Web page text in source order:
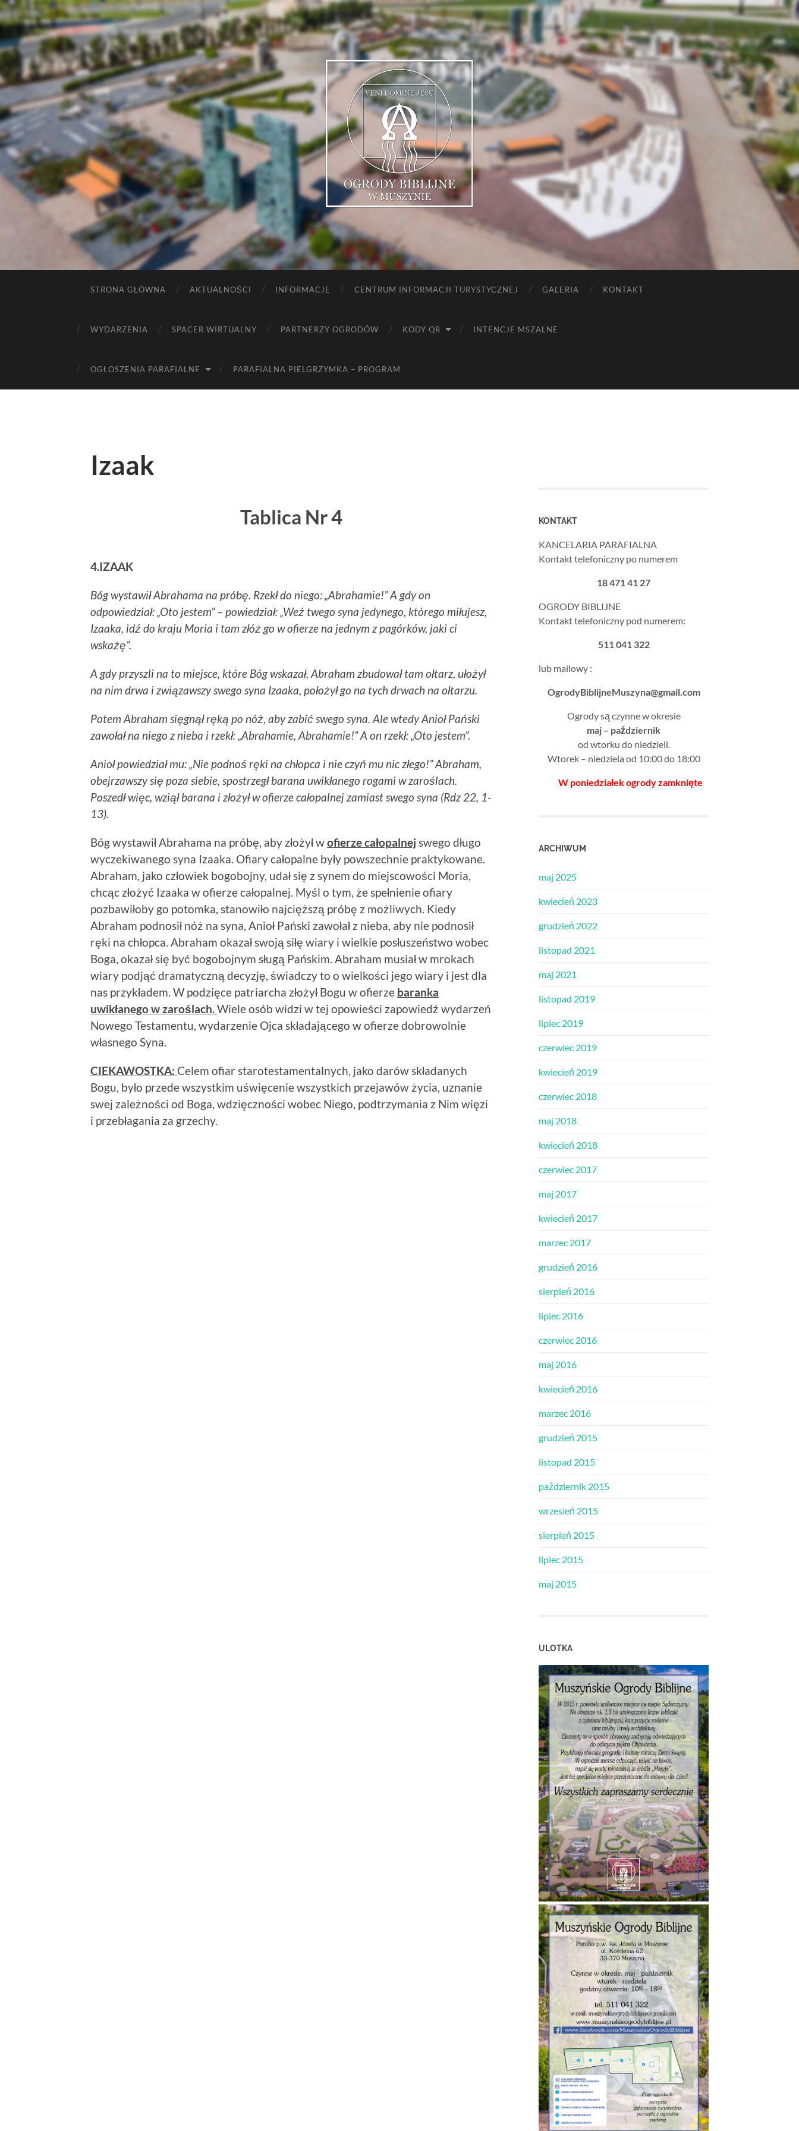
Muszyńskie
STRONA GŁÓWNA AKTUALNOŚCI INFORMACJE CENTRUM INFORMACJI TURYSTYCZNEJ GALERIA KONTAKT
WYDARZENIA SPACER WIRTUALNY PARTNERZY OGRODÓW KODY QR INTENCJE MSZALNE
OGŁOSZENIA PARAFIALNE PARAFIALNA PIELGRZYMKA – PROGRAM
Izaak
Tablica Nr 4
4.IZAAK
Bóg wystawił Abrahama na próbę. Rzekł do niego: „Abrahamie!” A gdy on
odpowiedział: „Oto jestem” – powiedział: „Weź twego syna jedynego, którego miłujesz,
Izaaka, idź do kraju Moria i tam złóż go w ofierze na jednym z pagórków, jaki ci
wskażę”.
A gdy przyszli na to miejsce, które Bóg wskazał, Abraham zbudował tam ołtarz, ułożył
na nim drwa i związawszy swego syna Izaaka, położył go na tych drwach na ołtarzu.
Potem Abraham sięgnął ręką po nóż, aby zabić swego syna. Ale wtedy Anioł Pański
zawołał na niego z nieba i rzekł: „Abrahamie, Abrahamie!” A on rzekł: „Oto jestem”.
Anioł powiedział mu: „Nie podnoś ręki na chłopca i nie czyń mu nic złego!” Abraham,
obejrzawszy się poza siebie, spostrzegł barana uwikłanego rogami w zaroślach.
Poszedł więc, wziął barana i złożył w ofierze całopalnej zamiast swego syna (Rdz 22, 1-
13).
Bóg wystawił Abrahama na próbę, aby złożył wofierze całopalnej swego długo
wyczekiwanego syna Izaaka. Ofiary całopalne były powszechnie praktykowane.
Abraham, jako człowiek bogobojny, udał się z synem do miejscowości Moria,
chcąc złożyć Izaaka w ofierze całopalnej. Myśl o tym, że spełnienie ofiary
pozbawiłoby go potomka, stanowiło najcięższą próbę z możliwych. Kiedy
Abraham podnosił nóż na syna, Anioł Pański zawołał z nieba, aby nie podnosił
ręki na chłopca. Abraham okazał swoją siłę wiary i wielkie posłuszeństwo wobec
Boga, okazał się być bogobojnym sługą Pańskim. Abraham musiał w mrokach
wiary podjąć dramatyczną decyzję, świadczy to o wielkości jego wiary i jest dla
nas przykładem. W podzięce patriarcha złożył Bogu w ofierze baranka
uwikłanego w zaroślach.Wiele osób widzi w tej opowieści zapowiedź wydarzeń
Nowego Testamentu, wydarzenie Ojca składającego w ofierze dobrowolnie
własnego Syna.
CIEKAWOSTKA: Celem ofiar starotestamentalnych, jako darów składanych
Bogu, było przede wszystkim uświęcenie wszystkich przejawów życia, uznanie
swej zależności od Boga, wdzięczności wobec Niego, podtrzymania z Nim więzi
i przebłagania za grzechy.
KONTAKT
KANCELARIA PARAFIALNA
Kontakt telefoniczny po numerem
18 471 41 27
OGRODY BIBLIJNE
Kontakt telefoniczny pod numerem:
511 041 322
lub mailowy :
OgrodyBiblijneMuszyna@gmail.com
Ogrody są czynne w okresie
maj – październik
od wtorku do niedzieli.
Wtorek – niedziela od 10:00 do 18:00
W poniedziałek ogrody zamknięte
ARCHIWUM
maj 2025
kwiecień 2023
grudzień 2022
listopad 2021
maj 2021
listopad 2019
lipiec 2019
czerwiec 2019
kwiecień 2019
czerwiec 2018
maj 2018
kwiecień 2018
czerwiec 2017
maj 2017
kwiecień 2017
marzec 2017
grudzień 2016
sierpień 2016
lipiec 2016
czerwiec 2016
maj 2016
kwiecień 2016
marzec 2016
grudzień 2015
listopad 2015
październik 2015
wrzesień 2015
sierpień 2015
lipiec 2015
maj 2015
ULOTKA